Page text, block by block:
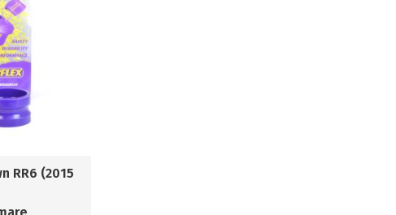
RR6 (2015